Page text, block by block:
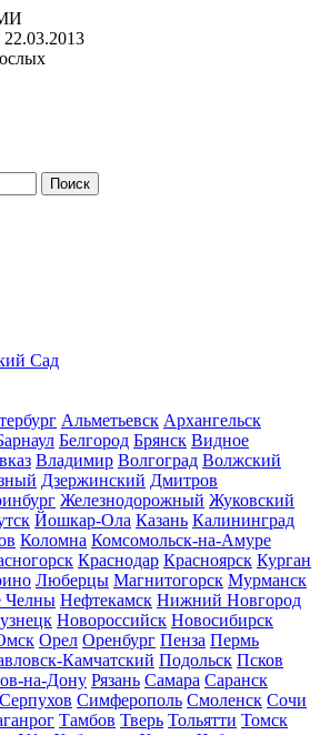
Сад
Альметьевск Архангельск
Белгород Брянск Видное
Владимир Волгоград Волжский
Дзержинский Дмитров
Железнодорожный Жуковский
Йошкар-Ола Казань Калининград
Коломна Комсомольск-на-Амуре
Краснодар Красноярск Курган
Люберцы Магнитогорск Мурманск
Челны Нефтекамск Нижний Новгород
Новороссийск Новосибирск
Орел Оренбург Пенза Пермь
Камчатский Подольск Псков
на-Дону Рязань Самара Саранск
Серпухов Симферополь Смоленск Сочи
Тамбов Тверь Тольятти Томск